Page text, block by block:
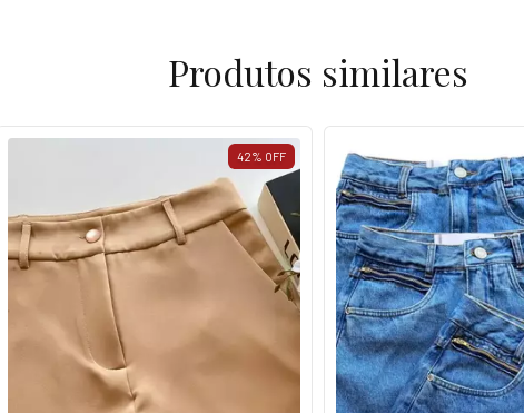
Produtos similares
42% OFF